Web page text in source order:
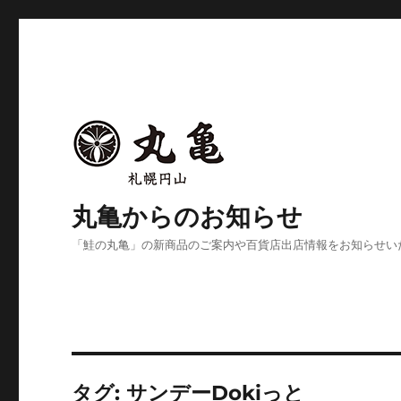
丸亀からのお知らせ
「鮭の丸亀」の新商品のご案内や百貨店出店情報をお知らせい
タグ: サンデーDokiっと